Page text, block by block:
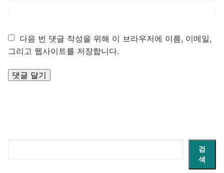
다음 번 댓글 작성을 위해 이 브라우저에 이름, 이메일,
그리고 웹사이트를 저장합니다.
검
색